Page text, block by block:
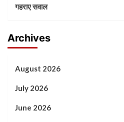
गहराए सवाल
Archives
August 2026
July 2026
June 2026